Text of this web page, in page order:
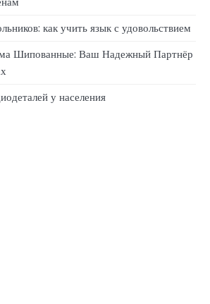
как учить язык с удовольствием
Шипованные: Ваш Надежный Партнёр
у населения